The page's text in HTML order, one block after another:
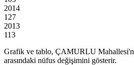
2014
127
2013
113
Grafik ve tablo, ÇAMURLU
arasındaki nüfus değişimini gösterir.